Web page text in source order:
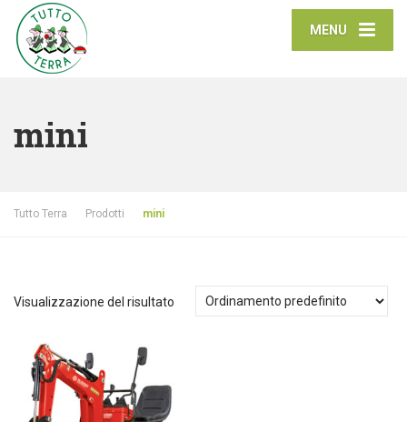
MENU
mini
Tutto Terra Prodotti mini
Visualizzazione del risultato